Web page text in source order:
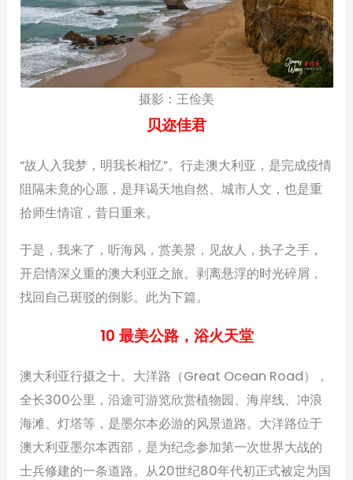
摄影：王俭美
贝迩佳君
“故人入我梦，明我长相忆”。行走澳大利亚，是完成疫情
阻隔未竟的心愿，是拜谒天地自然、城市人文，也是重
拾师生情谊，昔日重来。
于是，我来了，听海风，赏美景，见故人，执子之手，
开启情深义重的澳大利亚之旅。剥离悬浮的时光碎屑，
找回自己斑驳的倒影。此为下篇。
10 最美公路，浴火天堂
澳大利亚行摄之十。大洋路（Great Ocean Road），
全长300公里，沿途可游览欣赏植物园、海岸线、冲浪
海滩、灯塔等，是墨尔本必游的风景道路。大洋路位于
澳大利亚墨尔本西部，是为纪念参加第一次世界大战的
士兵修建的一条道路。从20世纪80年代初正式被定为国